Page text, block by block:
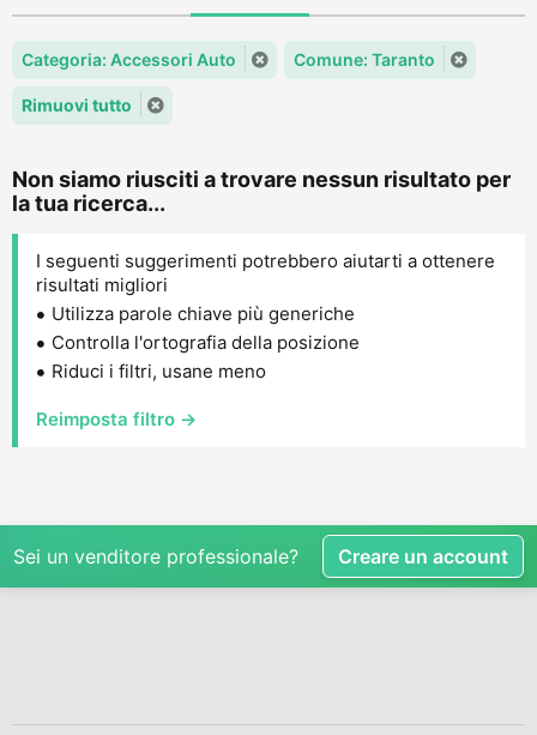
Categoria: Accessori Auto Comune: Taranto
Rimuovi tutto
Non siamo riusciti a trovare nessun risultato per
la tua ricerca...
I seguenti suggerimenti potrebbero aiutarti a ottenere
risultati migliori
Utilizza parole chiave più generiche
Controlla l'ortografia della posizione
Riduci i filtri, usane meno
Reimposta filtro →
Sei un venditore professionale? Creare un account